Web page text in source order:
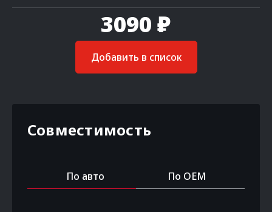
3090 ₽
Добавить в список
Совместимость
По авто По OEM